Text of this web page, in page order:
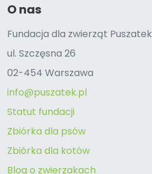
O nas
Fundacja dla zwierząt Puszatek
ul. Szczęsna 26
02-454 Warszawa
info@puszatek.pl
Statut fundacji
Zbiórka dla psów
Zbiórka dla kotów
Blog o zwierzakach